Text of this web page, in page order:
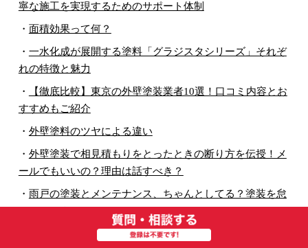
寧な施工を実現するためのサポート体制
・ 面積効果って何？
・ 一水化成が展開する塗料「グラジスタシリーズ」それぞ
れの特徴と魅力
・
【徹底比較】東京の外壁塗装業者10選！口コミ内容とお
すすめもご紹介
・ 外壁塗料のツヤによる違い
・ 外壁塗装で相見積もりをとったときの断り方を伝授！メ
ールでもいいの？理由は話すべき？
・ 雨戸の塗装とメンテナンス、ちゃんとしてる？塗装を怠
ることによるリスク
外壁塗装で悩んだら！外れにくい人気のカラーと失敗し